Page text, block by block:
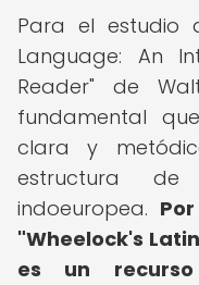
Para el estudio
Language: An
Reader" de
fundamental
clara y
estructura
indoeuropea.
"Wheelock's
es un